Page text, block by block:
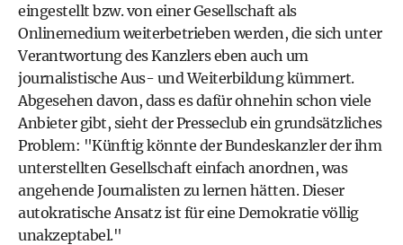
eingestellt bzw. von einer Gesellschaft als
Onlinemedium weiterbetrieben werden, die sich unter
Verantwortung des Kanzlers eben auch um
journalistische Aus- und Weiterbildung kümmert.
Abgesehen davon, dass es dafür ohnehin schon viele
Anbieter gibt, sieht der Presseclub ein grundsätzliches
Problem: "Künftig könnte der Bundeskanzler der ihm
unterstellten Gesellschaft einfach anordnen, was
angehende Journalisten zu lernen hätten. Dieser
autokratische Ansatz ist für eine Demokratie völlig
unakzeptabel."